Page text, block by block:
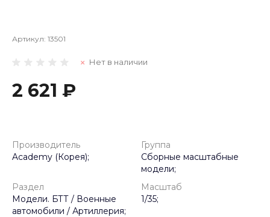
Артикул: 13501
Нет в наличии
2 621 ₽
Производитель
Academy (Корея);
Группа
Сборные масштабные
модели;
Раздел
Модели. БТТ / Военные
автомобили / Артиллерия;
Масштаб
1/35;